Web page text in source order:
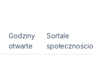
Godziny
otwarte
Sortale